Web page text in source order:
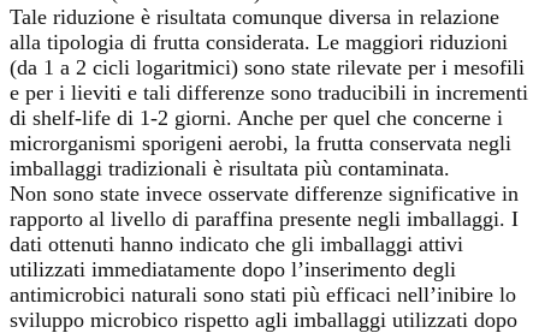
Tale riduzione è risultata comunque diversa in relazione
alla tipologia di frutta considerata. Le maggiori riduzioni
(da 1 a 2 cicli logaritmici) sono state rilevate per i mesofili
e per i lieviti e tali differenze sono traducibili in incrementi
di shelf-life di 1-2 giorni. Anche per quel che concerne i
microrganismi sporigeni aerobi, la frutta conservata negli
imballaggi tradizionali è risultata più contaminata.
Non sono state invece osservate differenze significative in
rapporto al livello di paraffina presente negli imballaggi. I
dati ottenuti hanno indicato che gli imballaggi attivi
utilizzati immediatamente dopo l’inserimento degli
antimicrobici naturali sono stati più efficaci nell’inibire lo
sviluppo microbico rispetto agli imballaggi utilizzati dopo